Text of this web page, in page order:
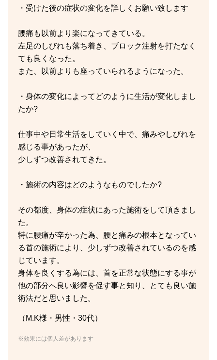
・受けた後の症状の変化を詳しくお願い致します
腰痛も以前より楽になってきている。
左足のしびれも落ち着き、ブロック注射を打たなく
ても良くなった。
また、以前よりも座っていられるようになった。
・身体の変化によってどのように生活が変化しまし
たか?
仕事中や日常生活をしていく中で、痛みやしびれを
感じる事があったが、
少しずつ改善されてきた。
・施術の内容はどのようなものでしたか?
その都度、身体の症状にあった施術をして頂きまし
た。
特に腰痛が辛かった為、腰と痛みの根本となってい
る首の施術により、少しずつ改善されているのを感
じています。
身体を良くする為には、首を正常な状態にする事が
他の部分へ良い影響を促す事と知り、とても良い施
術法だと思いました。
（M.K様・男性・30代）
※効果には個人差があります